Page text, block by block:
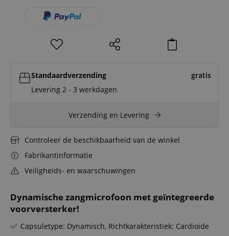
Dynamische zangmicrofoon met geïntegreerde
voorversterker!
Capsuletype: Dynamisch, Richtkarakteristiek: Cardioïde
Standaardverzending
gratis
Levering 2 - 3 werkdagen
Verzending en Levering
Controleer de beschikbaarheid van de winkel
Fabrikantinformatie
Veiligheids- en waarschuwingen